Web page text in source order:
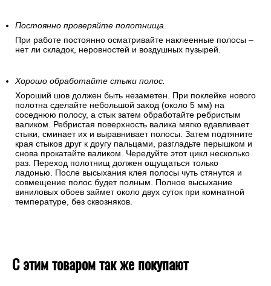
Постоянно проверяйте полотнища.
При работе постоянно осматривайте наклеенные полосы –
нет ли складок, неровностей и воздушных пузырей.
Хорошо обработайте стыки полос.
Хороший шов должен быть незаметен. При поклейке нового
полотна сделайте небольшой заход (около 5 мм) на
соседнюю полосу, а стык затем обработайте ребристым
валиком. Ребристая поверхность валика мягко вдавливает
стыки, сминает их и выравнивает полосы. Затем подтяните
края стыков друг к другу пальцами, разгладьте перышком и
снова прокатайте валиком. Чередуйте этот цикл несколько
раз. Переход полотнищ должен ощущаться только
ладонью. После высыхания клея полосы чуть стянутся и
совмещение полос будет полным. Полное высыхание
виниловых обоев займет около двух суток при комнатной
температуре, без сквозняков.
С этим товаром так же покупают